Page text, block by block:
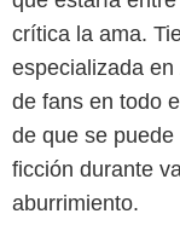
crítica la ama.
especializada en
de fans en todo
de que se
ficción durante
aburrimiento.